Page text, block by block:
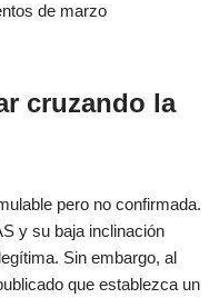
de marzo
cruzando la
pero no confirmada.
y su baja inclinación
Sin embargo, al
que establezca un